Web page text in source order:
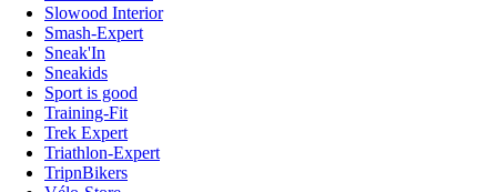
Slowood Interior
Smash-Expert
Sneak'In
Sneakids
Sport is good
Training-Fit
Trek Expert
Triathlon-Expert
TripnBikers